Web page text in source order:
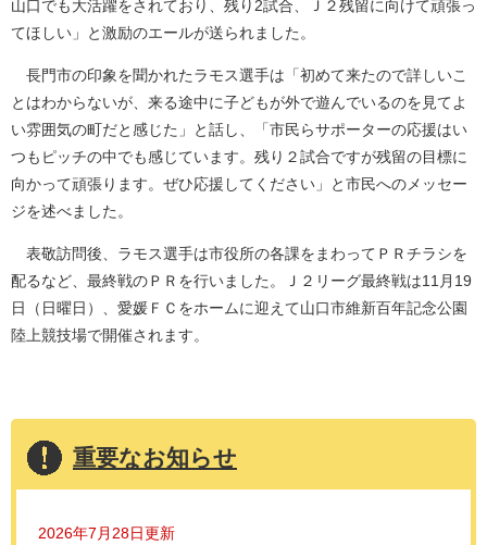
山口でも大活躍をされており、残り2試合、Ｊ２残留に向けて頑張っ
てほしい」と激励のエールが送られました。
長門市の印象を聞かれたラモス選手は「初めて来たので詳しいこ
とはわからないが、来る途中に子どもが外で遊んでいるのを見てよ
い雰囲気の町だと感じた」と話し、「市民らサポーターの応援はい
つもピッチの中でも感じています。残り２試合ですが残留の目標に
向かって頑張ります。ぜひ応援してください」と市民へのメッセー
ジを述べました。
表敬訪問後、ラモス選手は市役所の各課をまわってＰＲチラシを
配るなど、最終戦のＰＲを行いました。Ｊ２リーグ最終戦は11月19
日（日曜日）、愛媛ＦＣをホームに迎えて山口市維新百年記念公園
陸上競技場で開催されます。
重要なお知らせ
2026年7月28日更新